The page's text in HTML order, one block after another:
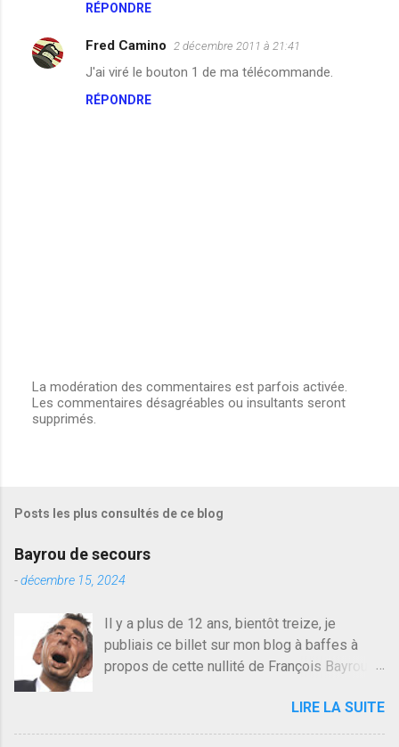
RÉPONDRE
Fred Camino 2 décembre 2011 à 21:41
J'ai viré le bouton 1 de ma télécommande.
RÉPONDRE
E
n
t
e
r
u
m
m
e
n
La modération des commentaires est parfois activée.
Les commentaires désagréables ou insultants seront
supprimés.
Posts les plus consultés de ce blog
Bayrou de secours
-décembre 15, 2024
Il y a plus de 12 ans, bientôt treize, je
publiais ce billet sur mon blog à baffes à
propos de cette nullité de François Bayrou. Il
quelqu'un, je ne parle pas des couples mais
des amis ou des valeurs dans lesquels on
LIRE LA SUITE